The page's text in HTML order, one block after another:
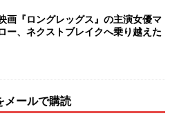
画『ロングレッグス』の主演女優マ
ー、ネクストブレイクへ乗り越えた
メールで購読